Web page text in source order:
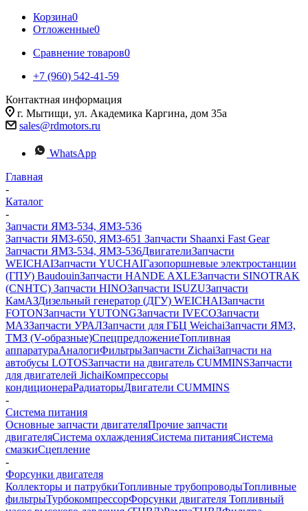
Корзина0
Отложенные0
Сравнение товаров0
+7 (960) 542-41-59
Контактная информация
г. Мытищи, ул. Академика Каргина, дом 35а
sales@rdmotors.ru
WhatsApp
Главная
-
Каталог
-
Запчасти ЯМЗ-534, ЯМЗ-536
Запчасти ЯМЗ-650, ЯМЗ-651 Запчасти Shaanxi Fast Gear
Запчасти ЯМЗ-534, ЯМЗ-536ДвигателиЗапчасти
WEICHAIЗапчасти YUCHAIГазопоршневые электростанции
(ГПУ) BaudouinЗапчасти HANDE AXLEЗапчасти SINOTRAK
(CNHTC) Запчасти HINOЗапчасти ISUZUЗапчасти
КамАЗДизельный генератор (ДГУ) WEICHAIЗапчасти
FOTONЗапчасти YUTONGЗапчасти IVECOЗапчасти
МАЗЗапчасти УРАЛЗапчасти для ГБЦ WeichaiЗапчасти ЯМЗ,
ТМЗ (V-образные)СпецпредложениеТопливная
аппаратураАналогиФильтрыЗапчасти ZichaiЗапчасти на
автобусы LOTOSЗапчасти на двигатель CUMMINSЗапчасти
для двигателей JichaiКомпрессоры
кондиционераРадиаторыДвигатели CUMMINS
-
Система питания
Основные запчасти двигателяПрочие запчасти
двигателяСистема охлажденияСистема питанияСистема
смазкиСцепление
-
Форсунки двигателя
Коллекторы и патрубкиТопливные трубопроводыТопливные
фильтрыТурбокомпрессорФорсунки двигателя Топливный